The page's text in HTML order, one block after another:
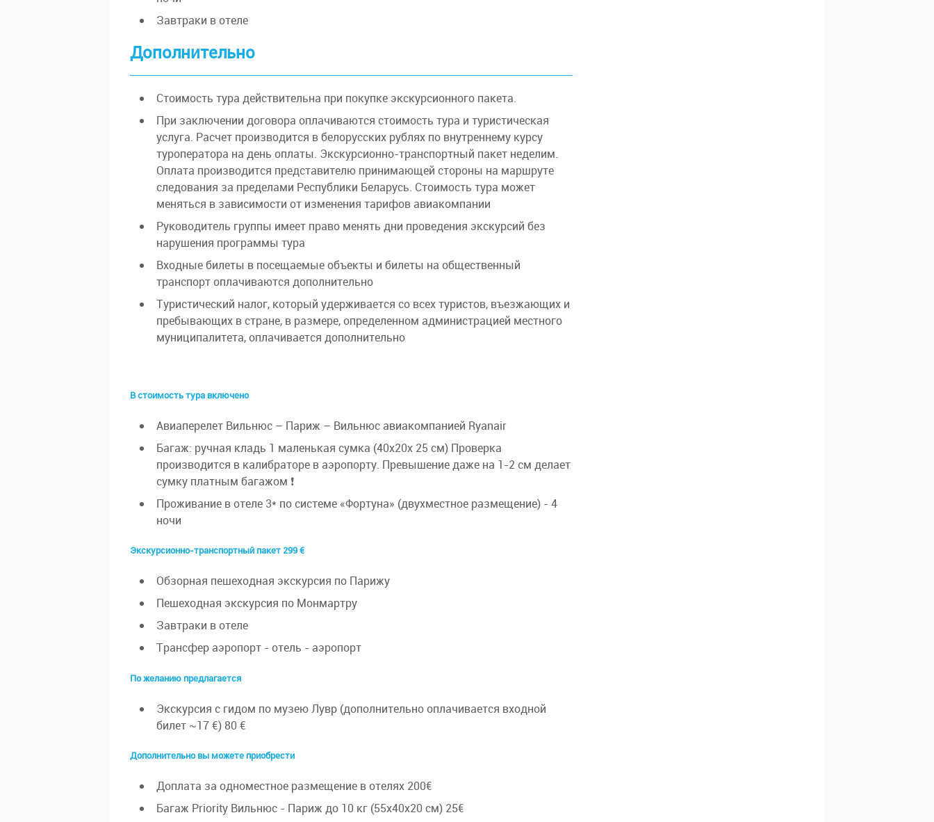
Завтраки в отеле
Дополнительно
Стоимость тура действительна при покупке экскурсионного пакета.
При заключении договора оплачиваются стоимость тура и туристическая
услуга. Расчет производится в белорусских рублях по внутреннему курсу
туроператора на день оплаты. Экскурсионно-транспортный пакет неделим.
Оплата производится представителю принимающей стороны на маршруте
следования за пределами Республики Беларусь. Стоимость тура может
меняться в зависимости от изменения тарифов авиакомпании
Руководитель группы имеет право менять дни проведения экскурсий без
нарушения программы тура
Входные билеты в посещаемые объекты и билеты на общественный
транспорт оплачиваются дополнительно
Туристический налог, который удерживается со всех туристов, въезжающих и
пребывающих в стране, в размере, определенном администрацией местного
муниципалитета, оплачивается дополнительно
В стоимость тура включено
Авиаперелет Вильнюс – Париж – Вильнюс авиакомпанией Ryanair
Багаж: ручная кладь 1 маленькая сумка (40х20х 25 см) Проверка
производится в калибраторе в аэропорту. Превышение даже на 1-2 см делает
сумку платным багажом ❗
Проживание в отеле 3* по системе «Фортуна» (двухместное размещение) - 4
ночи
Экскурсионно-транспортный пакет 299 €
Обзорная пешеходная экскурсия по Парижу
Пешеходная экскурсия по Монмартру
Завтраки в отеле
Трансфер аэропорт - отель - аэропорт
По желанию предлагается
Экскурсия с гидом по музею Лувр (дополнительно оплачивается входной
билет ~17 €) 80 €
Дополнительно вы можете приобрести
Доплата за одноместное размещение в отелях 200€
Багаж Priority Вильнюс - Париж до 10 кг (55x40x20 cм) 25€